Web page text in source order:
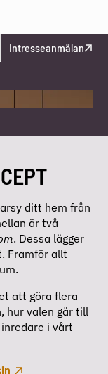
Intresseanmälan
ditt hem från
är två
. Dessa lägger
Framför allt
att göra flera
hur valen går till
i vårt